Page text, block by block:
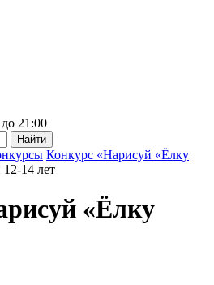
до 21:00
Конкурс «Нарисуй «Ёлку
14 лет
«Ёлку